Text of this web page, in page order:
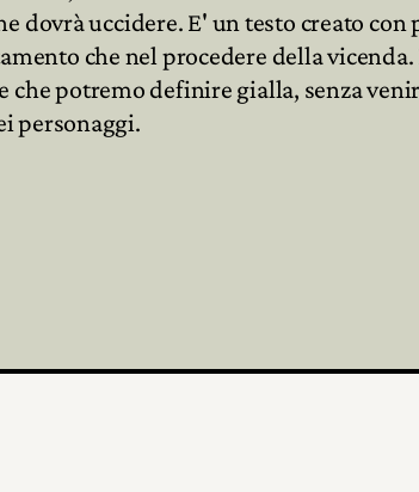
dovrà uccidere. E' un testo creato con
che nel procedere della vicenda.
che potremo definire gialla, senza
personaggi.